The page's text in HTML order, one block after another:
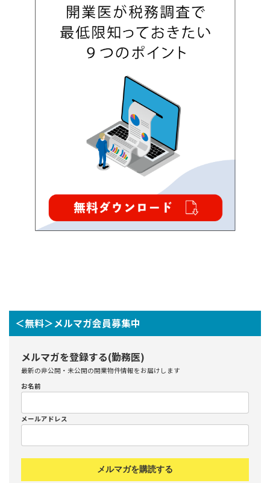
＜無料＞メルマガ会員募集中
メルマガを登録する(勤務医)
最新の非公開・未公開の開業物件情報をお届けします
お名前
メールアドレス
メルマガを購読する